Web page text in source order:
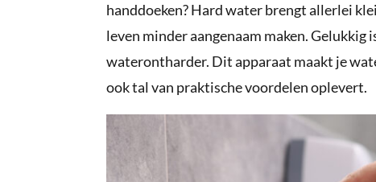
handdoeken? Hard water brengt allerlei
leven minder aangenaam maken. Gelukkig
waterontharder. Dit apparaat maakt je
ook tal van praktische voordelen oplevert.